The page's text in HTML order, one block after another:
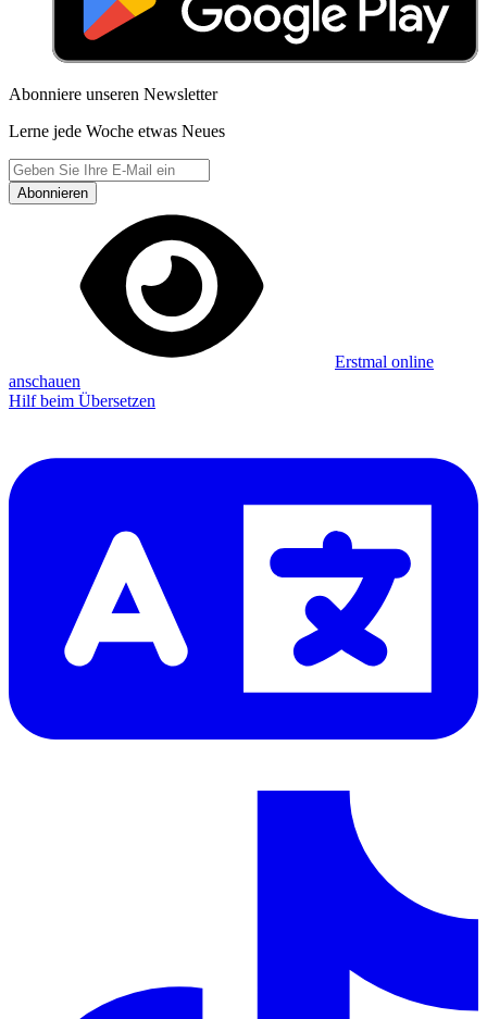
Abonniere unseren Newsletter
Lerne jede Woche etwas Neues
Abonnieren
Erstmal online
anschauen
Hilf beim Übersetzen